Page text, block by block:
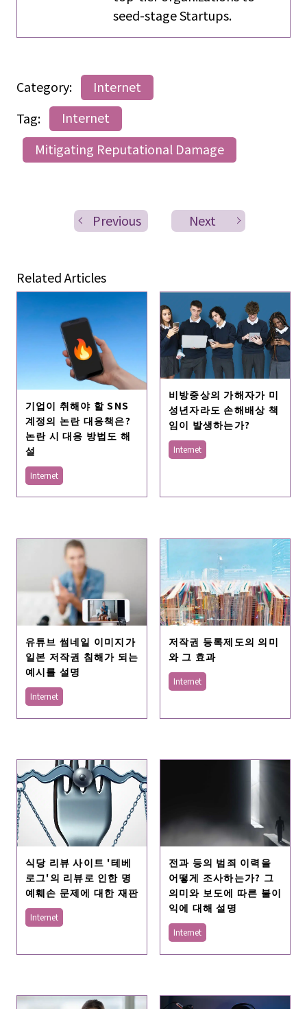
seed-stage Startups.
Category:
Internet
Tag:
Internet
Mitigating Reputational Damage
Previous Next
Related Articles
기업이 취해야 할 SNS
계정의 논란 대응책은?
논란 시 대응 방법도 해
설
Internet
비방중상의 가해자가 미
성년자라도 손해배상 책
임이 발생하는가?
Internet
유튜브 썸네일 이미지가
일본 저작권 침해가 되는
예시를 설명
Internet
저작권 등록제도의 의미
와 그 효과
Internet
식당 리뷰 사이트 '테베
로그'의 리뷰로 인한 명
예훼손 문제에 대한 재판
Internet
전과 등의 범죄 이력을
어떻게 조사하는가? 그
의미와 보도에 따른 불이
익에 대해 설명
Internet